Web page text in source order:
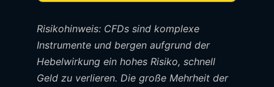
Risikohinweis: CFDs sind komplexe
Instrumente und bergen aufgrund der
Hebelwirkung ein hohes Risiko, schnell
Geld zu verlieren. Die große Mehrheit der